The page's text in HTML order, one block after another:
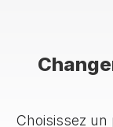
Choisissez